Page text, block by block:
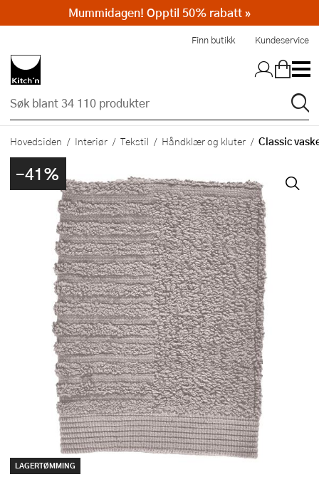
Finn butikk Kundeservice
Hovedsiden Interiør Tekstil Håndklær og kluter Classic
-41%
LAGERTØMMING
Mummidagen! Opptil 50% rabatt »